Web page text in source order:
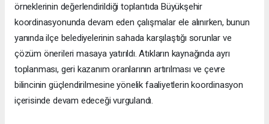
örneklerinin değerlendirildiği toplantıda Büyükşehir
koordinasyonunda devam eden çalışmalar ele alınırken, bunun
yanında ilçe belediyelerinin sahada karşılaştığı sorunlar ve
çözüm önerileri masaya yatırıldı. Atıkların kaynağında ayrı
toplanması, geri kazanım oranlarının artırılması ve çevre
bilincinin güçlendirilmesine yönelik faaliyetlerin koordinasyon
içerisinde devam edeceği vurgulandı.